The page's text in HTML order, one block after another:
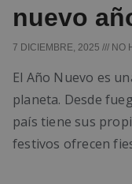
nuevo
7 DICIEMBRE, 2025 NO
El Año Nuevo es
planeta. Desde
país tiene sus
festivos ofrecen